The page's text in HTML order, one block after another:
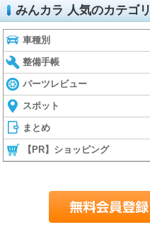
みんカラ 人気のカテゴリ
車種別
整備手帳
パーツレビュー
スポット
まとめ
【PR】ショッピング